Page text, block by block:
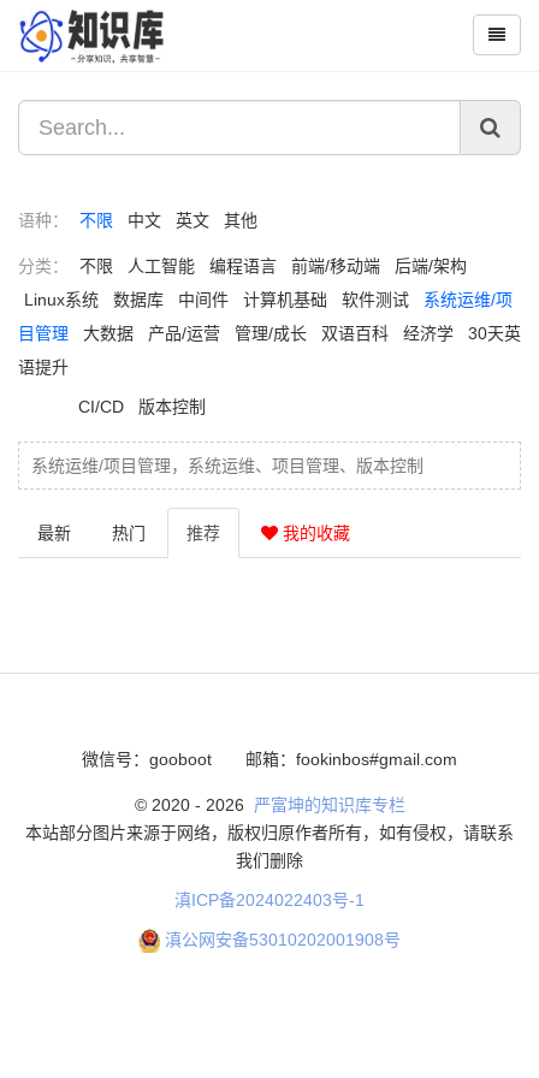
语种： 不限 中文 英文 其他
分类： 不限 人工智能 编程语言 前端/移动端
后端/架构
Linux系统
数据库 中间件 计算机基础 软件测试
系统运维/项
目管理
大数据 产品/运营 管理/成长 双语百科 经济学
30天英
语提升
CI/CD 版本控制
系统运维/项目管理，系统运维、项目管理、版本控制
最新 热门 推荐 我的收藏
微信号：gooboot 邮箱：fookinbos#gmail.com
© 2020 - 2026
严富坤的知识库专栏
本站部分图片来源于网络，版权归原作者所有，如有侵权，请联系
我们删除
滇ICP备2024022403号-1
滇公网安备53010202001908号